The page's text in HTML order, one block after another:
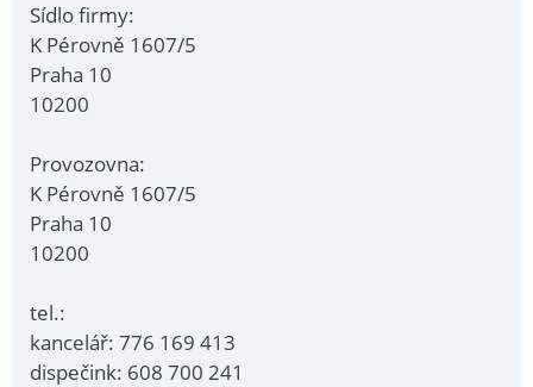
Sídlo firmy:
K Pérovně 1607/5
Praha 10
10200
Provozovna:
K Pérovně 1607/5
Praha 10
10200
tel.:
kancelář: 776 169 413
dispečink: 608 700 241